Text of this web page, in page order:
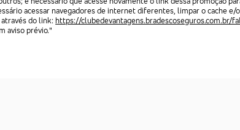
acessar navegadores de internet diferentes, limpar o cache
do link: https://clubedevantagens.bradescoseguros.com.br/
aviso prévio."